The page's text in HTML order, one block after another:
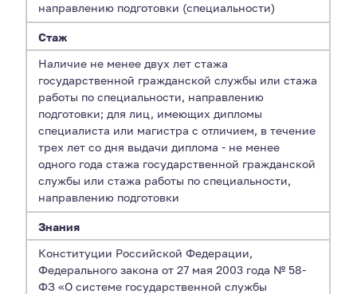
направлению подготовки (специальности)
Стаж
Наличие не менее двух лет стажа
государственной гражданской службы или стажа
работы по специальности, направлению
подготовки; для лиц, имеющих дипломы
специалиста или магистра с отличием, в течение
трех лет со дня выдачи диплома - не менее
одного года стажа государственной гражданской
службы или стажа работы по специальности,
направлению подготовки
Знания
Конституции Российской Федерации,
Федерального закона от 27 мая 2003 года № 58-
ФЗ «О системе государственной службы